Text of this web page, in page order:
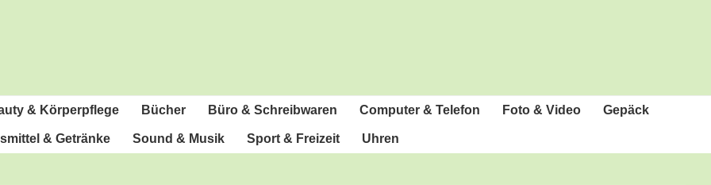
& Körperpflege Bücher Büro & Schreibwaren Com­pu­ter & Telefon Foto & Video Gepäck
& Getränke Sound & Musik Sport & Freizeit Uhren